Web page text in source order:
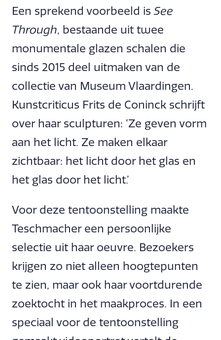
Een sprekend voorbeeld is See
Through, bestaande uit twee
monumentale glazen schalen die
sinds 2015 deel uitmaken van de
collectie van Museum Vlaardingen.
Kunstcriticus Frits de Coninck schrijft
over haar sculpturen: ‘Ze geven vorm
aan het licht. Ze maken elkaar
zichtbaar: het licht door het glas en
het glas door het licht.’
Voor deze tentoonstelling maakte
Teschmacher een persoonlijke
selectie uit haar oeuvre. Bezoekers
krijgen zo niet alleen hoogtepunten
te zien, maar ook haar voortdurende
zoektocht in het maakproces. In een
speciaal voor de tentoonstelling